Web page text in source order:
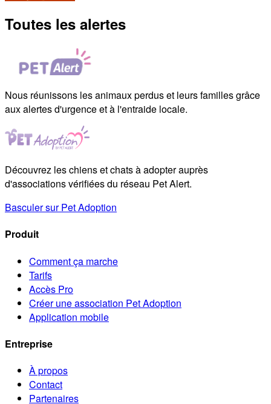
Toutes les alertes
Nous réunissons les animaux perdus et leurs familles grâce
aux alertes d'urgence et à l'entraide locale.
Découvrez les chiens et chats à adopter auprès
d'associations vérifiées du réseau Pet Alert.
Basculer sur Pet Adoption
Produit
Comment ça marche
Tarifs
Accès Pro
Créer une association Pet Adoption
Application mobile
Entreprise
À propos
Contact
Partenaires